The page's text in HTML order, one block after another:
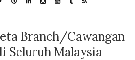
Branch/Cawangan
Seluruh Malaysia